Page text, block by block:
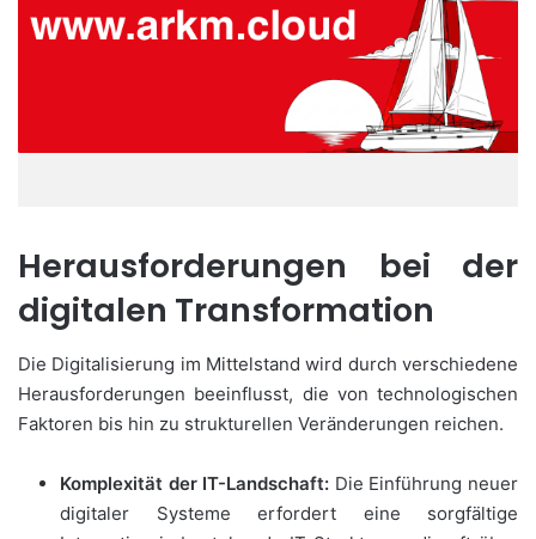
Herausforderungen bei der
digitalen Transformation
Die Digitalisierung im Mittelstand wird durch verschiedene
Herausforderungen beeinflusst, die von technologischen
Faktoren bis hin zu strukturellen Veränderungen reichen.
Komplexität der IT-Landschaft: Die Einführung neuer
digitaler Systeme erfordert eine sorgfältige